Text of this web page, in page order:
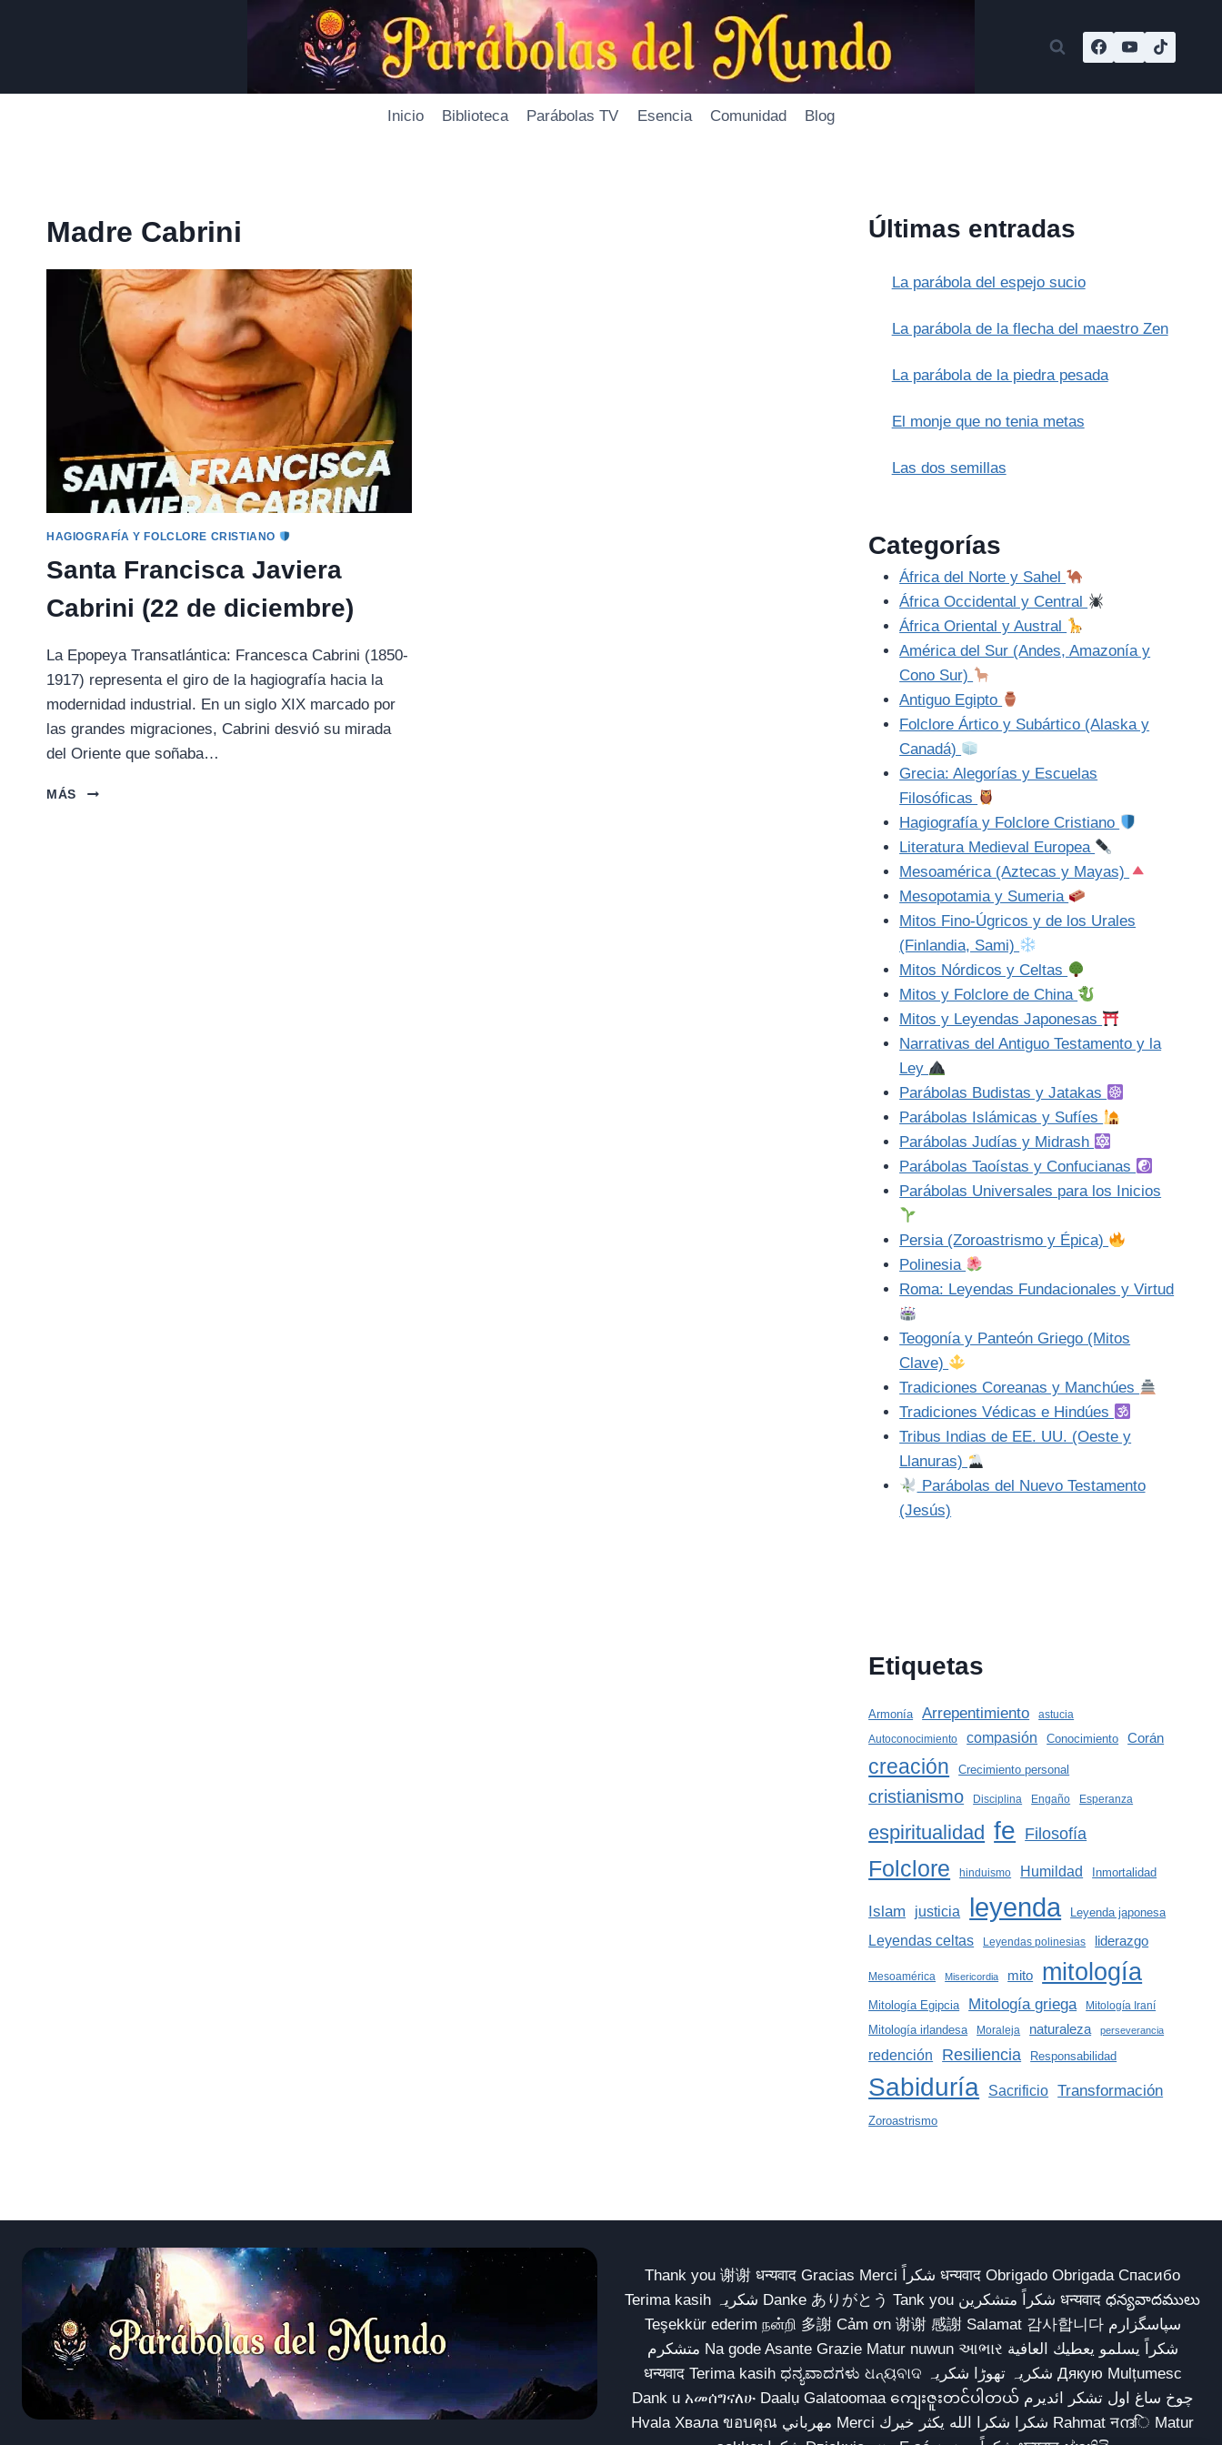
Inicio Biblioteca Parábolas TV Esencia Comunidad Blog
Madre Cabrini
HAGIOGRAFÍA Y FOLCLORE CRISTIANO
Santa Francisca Javiera
Cabrini (22 de diciembre)
La Epopeya Transatlántica: Francesca Cabrini (1850-
1917) representa el giro de la hagiografía hacia la
modernidad industrial. En un siglo XIX marcado por
las grandes migraciones, Cabrini desvió su mirada
del Oriente que soñaba…
MÁS
SANTA
Últimas entradas
La parábola del espejo sucio
La parábola de la flecha del maestro Zen
La parábola de la piedra pesada
El monje que no tenia metas
Las dos semillas
Categorías
África del Norte y Sahel
África Occidental y Central
África Oriental y Austral
América del Sur (Andes, Amazonía y
Cono Sur)
Antiguo Egipto
Folclore Ártico y Subártico (Alaska y
Canadá)
Grecia: Alegorías y Escuelas
Filosóficas
Hagiografía y Folclore Cristiano
Literatura Medieval Europea
Mesoamérica (Aztecas y Mayas)
Mesopotamia y Sumeria
Mitos Fino-Úgricos y de los Urales
(Finlandia, Sami)
Mitos Nórdicos y Celtas
Mitos y Folclore de China
Mitos y Leyendas Japonesas
Narrativas del Antiguo Testamento y la
Ley
Parábolas Budistas y Jatakas
Parábolas Islámicas y Sufíes
Parábolas Judías y Midrash
Parábolas Taoístas y Confucianas
Parábolas Universales para los Inicios
Persia (Zoroastrismo y Épica)
Polinesia
Roma: Leyendas Fundacionales y Virtud
Teogonía y Panteón Griego (Mitos
Clave)
Tradiciones Coreanas y Manchúes
Tradiciones Védicas e Hindúes
Tribus Indias de EE. UU. (Oeste y
Llanuras)
Parábolas del Nuevo Testamento
(Jesús)
Etiquetas
Armonía Arrepentimiento
astucia
Autoconocimiento
compasión Conocimiento Corán
creación Crecimiento personal
cristianismo Disciplina Engaño Esperanza
espiritualidad fe Filosofía
Folclore hinduismo Humildad Inmortalidad
Islam justicia leyenda Leyenda japonesa
Leyendas celtas Leyendas polinesias liderazgo
Mesoamérica Misericordia mito mitología
Mitología Egipcia Mitología griega Mitología Iraní
Mitología irlandesa Moraleja naturaleza perseverancia
redención Resiliencia Responsabilidad
Sabiduría Sacrificio Transformación
Zoroastrismo
Thank you 谢谢 धन्यवाद Gracias Merci شكراً धन्यवाद Obrigado Obrigada Спасибо
Terima kasih شکریہ Danke ありがとう Tank you شكراً متشكرين धन्यवाद ధన్యవాదములు
Teşekkür ederim நன்றி 多謝 Cảm ơn 谢谢 感謝 Salamat 감사합니다 سپاسگزارم
متشکرم Na gode Asante Grazie Matur nuwun આભાર شكراً يسلمو يعطيك العافية
धन्यवाद Terima kasih ಧನ್ಯವಾದಗಳು ଧନ୍ୟବାଦ شکریہ تھوڑا شکریہ Дякую Mulțumesc
Dank u አመሰግናለሁ Daalụ Galatoomaa ကျေးဇူးတင်ပါတယ် چوخ ساغ اول تشکر ائدیرم
Hvala Хвала ขอบคุณ مهرباني Merci شكرا شكرا الله يكثر خيرك Rahmat नന്ദि Matur